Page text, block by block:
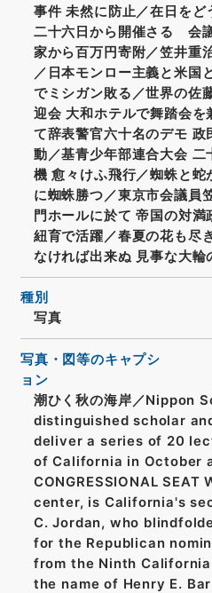
事件 未然に防止／在日をど
二十六日から開催さるゝ会
家から百万円寄附／笠井重
／日本モンロー主義と米国
でミシガン敗る／世界の佐
迎会 大和ホテルで舞踏会を
て辞表警官六十名のデモ
動／基青少年部連合大会
機 愈々けふ飛行／蜘蛛と蛇
に蜘蛛勝つ／東京市会議員
門ホールに於て 帝国の対
紐育で活躍／春夏の花も尽
なければ出来ぬ 見事な大輪
種別
写真
写真・図等のキャプシ
ョン
潮ひく秋の海岸／Nippon
distinguished scholar
deliver a series of 20
of California in October
CONGRESSIONAL SEAT
center, is California's
C. Jordan, who
for the Republican
from the Ninth
the name of Henry E.